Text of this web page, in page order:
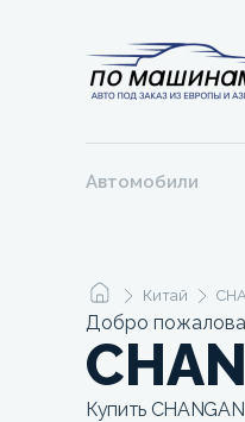
Автомобили
Китай
Добро
Купить